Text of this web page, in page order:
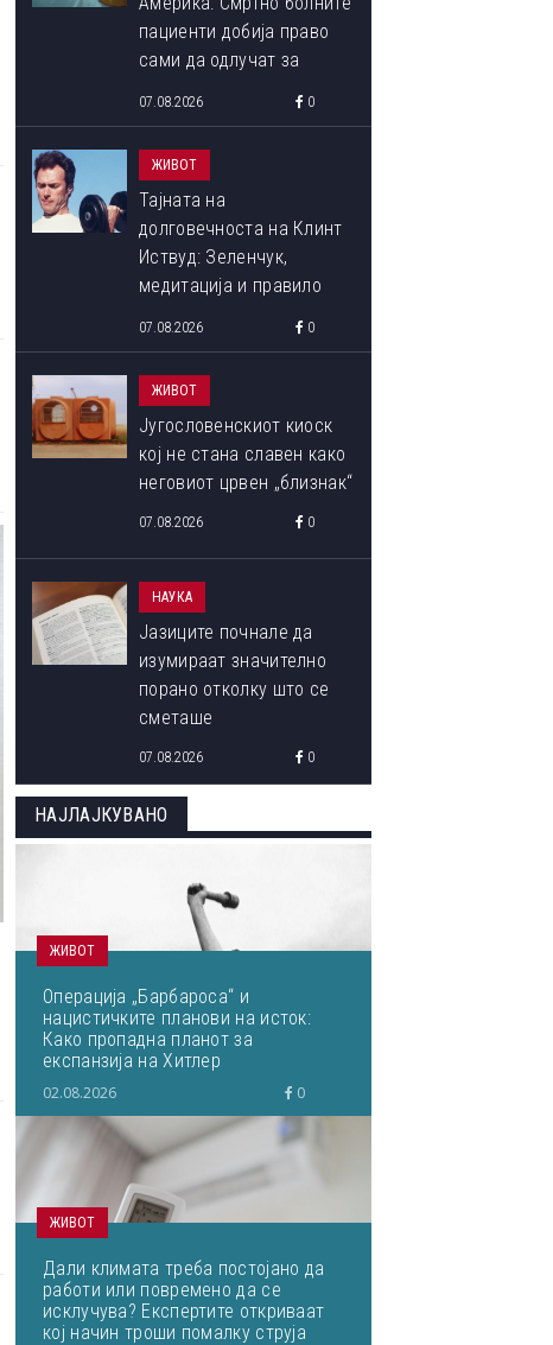
ОВА СЕ ПОБЕДНИЧКИТЕ ФОТОГРАФИИ ОД
пациенти добија право
сами да одлучат за
07.08.2026 0
ЖИВОТ
Тајната на
долговечноста на Клинт
Иствуд: Зеленчук,
медитација и правило
07.08.2026 0
ЖИВОТ
Југословенскиот киоск
кој не стана славен како
неговиот црвен „близнак“
07.08.2026 0
НАУКА
Јазиците почнале да
изумираат значително
порано отколку што се
сметаше
07.08.2026 0
НАЈЛАЈКУВАНО
ЖИВОТ
Операција „Барбароса“ и
нацистичките планови на исток:
Како пропадна планот за
експанзија на Хитлер
02.08.2026 0
ЖИВОТ
Дали климата треба постојано да
работи или повремено да се
исклучува? Експертите откриваат
кој начин троши помалку струја